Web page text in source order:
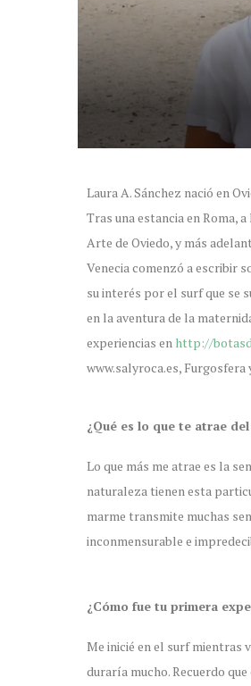
Laura A. Sánchez nació en
Tras una estancia en Roma,
Arte de Oviedo, y más
Venecia comenzó a escribir
su interés por el surf que se
en la aventura de la
experiencias en http://
www.salyroca.es, Furgosfera
¿Qué es lo que te atrae
Lo que más me atrae es la
naturaleza tienen esta
marme transmite muchas
inconmensurable e
¿Cómo fue tu primera
Me inicié en el surf mientras
duraría mucho. Recuerdo